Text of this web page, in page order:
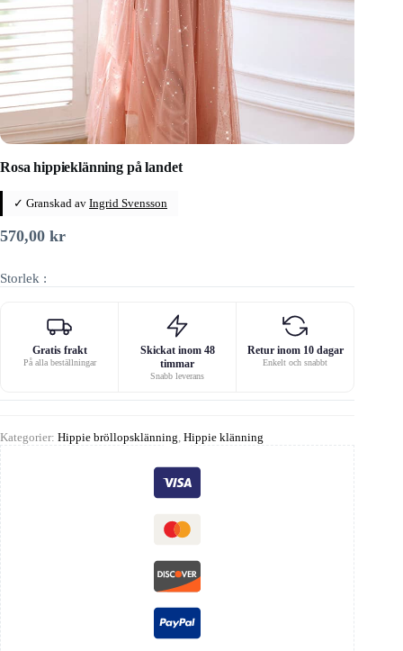
Rosa hippieklänning på landet
✓ Granskad av Ingrid Svensson
570,00 kr
Storlek :
Gratis frakt
På alla beställningar
Skickat inom 48
timmar
Snabb leverans
Retur inom 10 dagar
Enkelt och snabbt
Kategorier: Hippie bröllopsklänning Hippie klänning